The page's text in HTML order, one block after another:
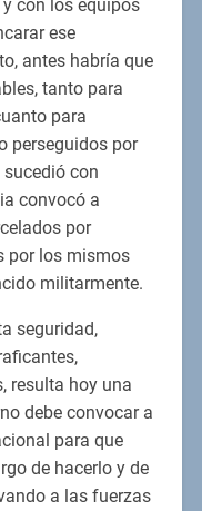
con los equipos
ese
antes habría que
tanto para
para
perseguidos por
con
convocó a
por
por los mismos
militarmente.
seguridad,
resulta hoy una
debe convocar a
para que
de hacerlo y de
a las fuerzas